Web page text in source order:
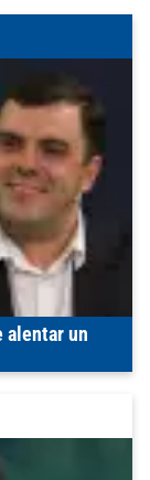
alentar un